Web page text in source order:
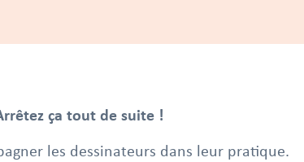
ça tout de suite !
les dessinateurs dans leur pratique.